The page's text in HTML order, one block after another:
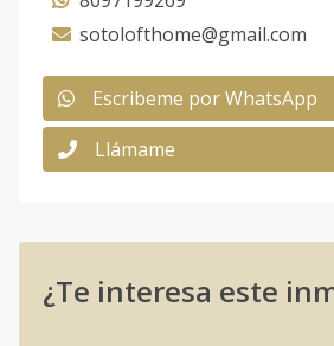
sotolofthome@gmail.com
Escribeme por WhatsApp
Llámame
¿Te interesa este